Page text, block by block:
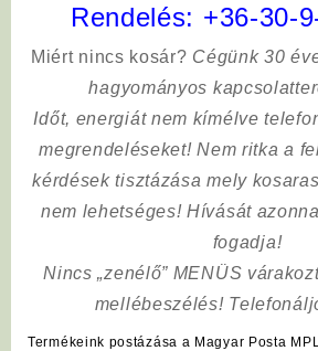
Rendelés: +36-30-
Miért nincs kosár? Cégünk 30
hagyományos
Időt, energiát nem kímélve
megrendeléseket! Nem ritka a
kérdések tisztázása mely
nem lehetséges! Hívását
fogadja!
Nincs „zenélő” MENÜS
mellébeszélés!
Termékeink postázása a Magyar Posta